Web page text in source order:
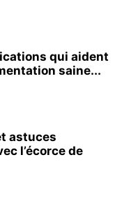
qui aident
saine...
astuces
l’écorce de